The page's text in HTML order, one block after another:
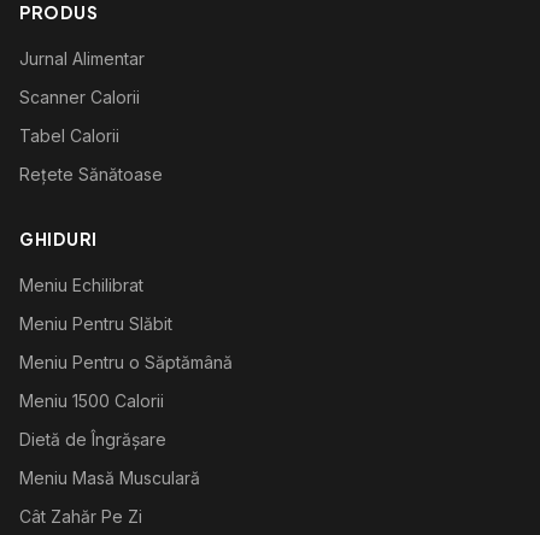
PRODUS
Jurnal Alimentar
Scanner Calorii
Tabel Calorii
Rețete Sănătoase
GHIDURI
Meniu Echilibrat
Meniu Pentru Slăbit
Meniu Pentru o Săptămână
Meniu 1500 Calorii
Dietă de Îngrășare
Meniu Masă Musculară
Cât Zahăr Pe Zi